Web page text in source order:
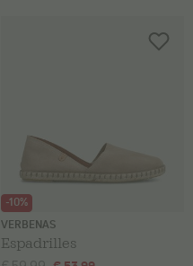
-10%
VERBENAS
Espadrilles